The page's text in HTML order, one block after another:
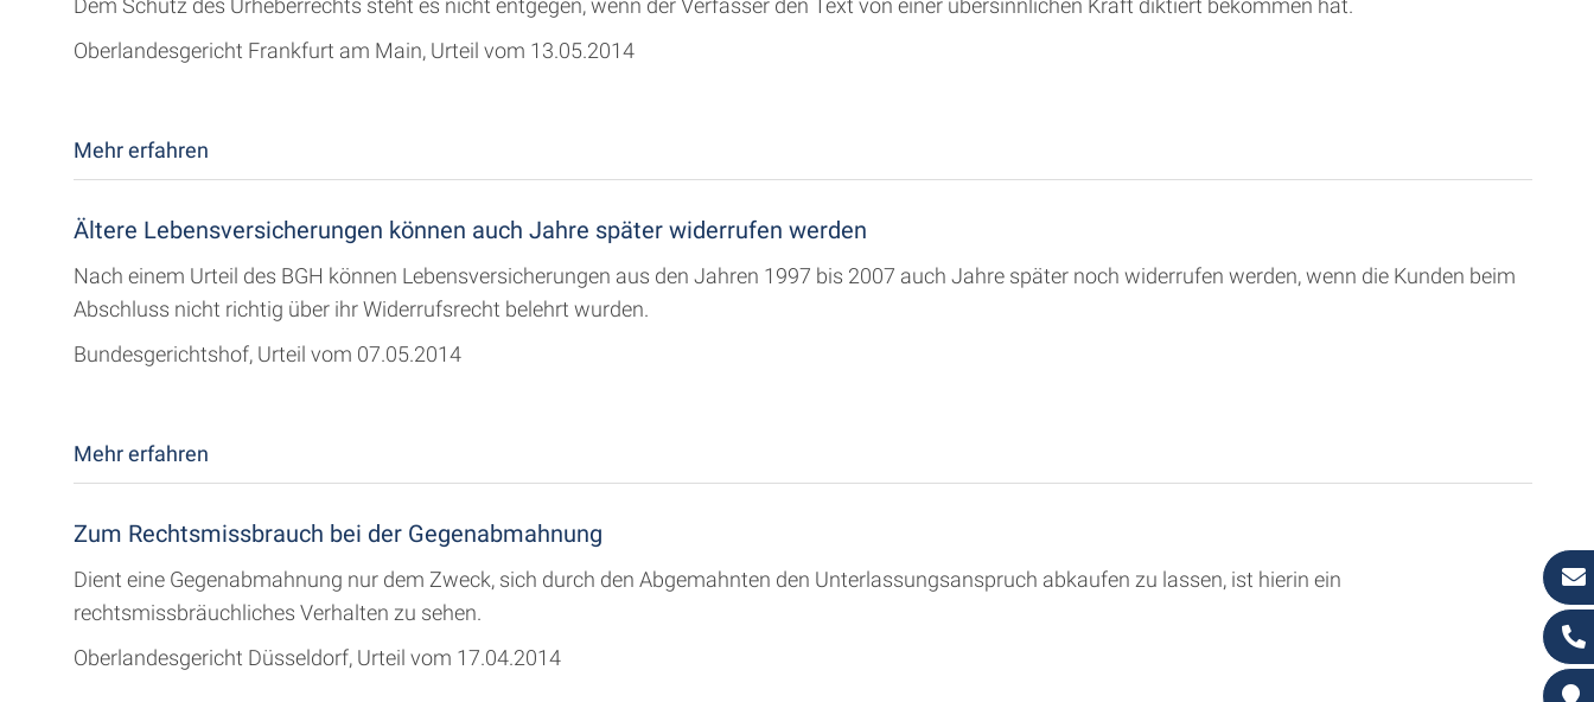
Dem Schutz des Urheberrechts steht es nicht entgegen, wenn der Verfasser den Text von einer übersinnlichen Kraft diktiert bekommen hat.
Oberlandesgericht Frankfurt am Main, Urteil vom 13.05.2014
Mehr erfahren
Ältere Lebensversicherungen können auch Jahre später widerrufen werden
Nach einem Urteil des BGH können Lebensversicherungen aus den Jahren 1997 bis 2007 auch Jahre später noch widerrufen werden, wenn die Kunden beim
Abschluss nicht richtig über ihr Widerrufsrecht belehrt wurden.
Bundesgerichtshof, Urteil vom 07.05.2014
Mehr erfahren
Zum Rechtsmissbrauch bei der Gegenabmahnung
Dient eine Gegenabmahnung nur dem Zweck, sich durch den Abgemahnten den Unterlassungsanspruch abkaufen zu lassen, ist hierin ein
rechtsmissbräuchliches Verhalten zu sehen.
Oberlandesgericht Düsseldorf, Urteil vom 17.04.2014